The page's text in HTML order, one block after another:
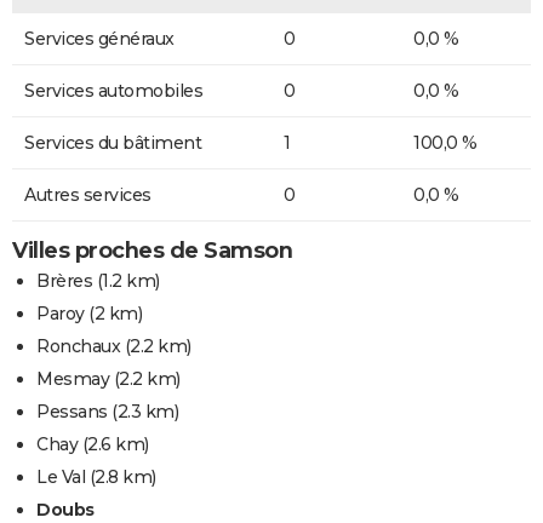
Services généraux 0 0,0 %
Services automobiles 0 0,0 %
Services du bâtiment 1 100,0 %
Autres services 0 0,0 %
Villes proches de Samson
Brères (1.2 km)
Paroy(2 km)
Ronchaux(2.2 km)
Mesmay(2.2 km)
Pessans (2.3 km)
Chay(2.6 km)
Le Val (2.8 km)
Doubs